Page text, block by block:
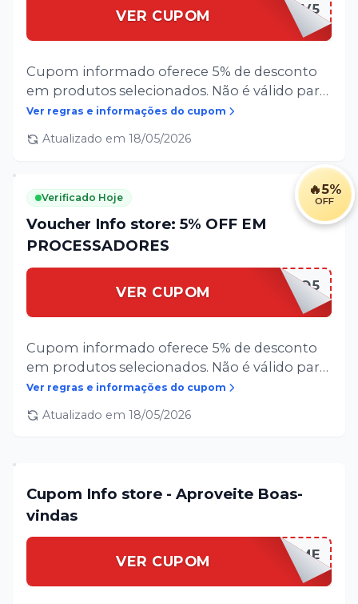
VER CUPOM PLV5
Cupom informado oferece 5% de desconto
em produtos selecionados. Não é válido para
softwares ou serviços. Sujeito à alteração ou
Limitado a 1 (hum) uso por cliente. Exclusivo
Manaus, Amazonas.
Ver regras e informações do cupom
Atualizado em18/05/2026
🔥5%
OFF
Verificado Hoje
Voucher Info store: 5% OFF EM
PROCESSADORES
VER CUPOM PRO5
Cupom informado oferece 5% de desconto
em produtos selecionados. Não é válido para
softwares ou serviços. Sujeito à alteração ou
Limitado a 1 (hum) uso por cliente. Exclusivo
Ver regras e informações do cupom
Atualizado em18/05/2026
Cupom Info store - Aproveite Boas-
vindas
VER CUPOMINFOSTWELCOME